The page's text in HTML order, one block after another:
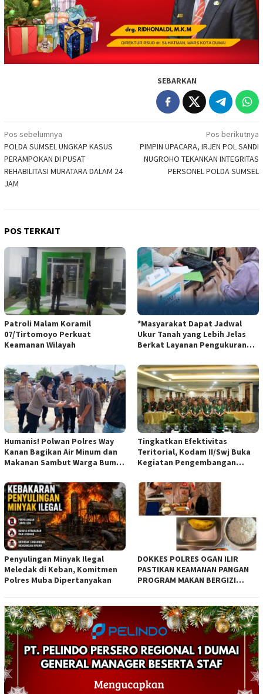
SEBARKAN
Navigasi
pos
Pos sebelumnya
POLDA SUMSEL UNGKAP KASUS
PERAMPOKAN DI PUSAT
REHABILITASI MURATARA DALAM 24
JAM
Pos berikutnya
PIMPIN UPACARA, IRJEN POL SANDI
NUGROHO TEKANKAN INTEGRITAS
PERSONEL POLDA SUMSEL
POS TERKAIT
Patroli Malam Koramil
07/Tirtomoyo Perkuat
Keamanan Wilayah
*Masyarakat Dapat Jadwal
Ukur Tanah yang Lebih Jelas
Berkat Layanan Pengukuran
Humanis! Polwan Polres Way
Kanan Bagikan Air Minum dan
Makanan Sambut Warga Bumi
Tingkatkan Efektivitas
Teritorial, Kodam II/Swj Buka
Kegiatan Pengembangan
Apkowil TA 2026*
Penyulingan Minyak Ilegal
Meledak di Keban, Komitmen
Polres Muba Dipertanyakan
DOKKES POLRES OGAN ILIR
PASTIKAN KEAMANAN PANGAN
PROGRAM MAKAN BERGIZI
ORGANOLEPTIK*